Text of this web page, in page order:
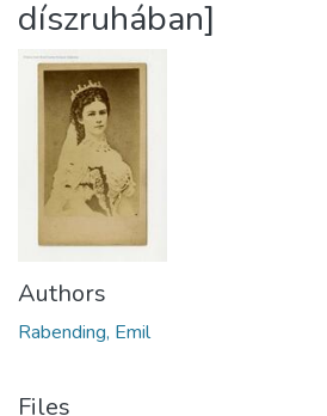
About us
díszruhában]
Authors
Rabending, Emil
Files